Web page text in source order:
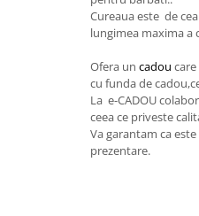
Halate si pijamale Family
Pijamale de copii
Pijamale BIG SIZE femei
Cadouri ocazii speciale
Cureaua este de
lungimea maxima a
Ofera un cadou
cu funda de
La e-CADOU
ceea ce priveste
Va garantam ca este
prezentare.